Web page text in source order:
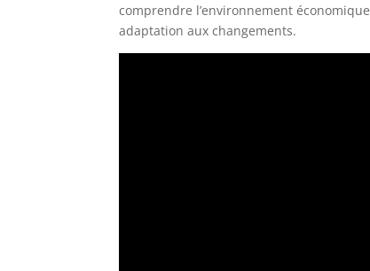
comprendre l’environnement
adaptation aux changements.